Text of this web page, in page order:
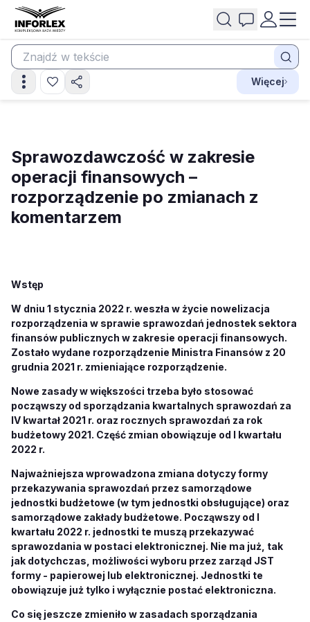
Więcej
Sprawozdawczość w zakresie
operacji finansowych –
rozporządzenie po zmianach z
komentarzem
Wstęp
W dniu 1 stycznia 2022 r. weszła w życie nowelizacja
rozporządzenia w sprawie sprawozdań jednostek sektora
finansów publicznych w zakresie operacji finansowych.
Zostało wydane rozporządzenie Ministra Finansów z 20
grudnia 2021 r. zmieniające rozporządzenie.
Nowe zasady w większości trzeba było stosować
począwszy od sporządzania kwartalnych sprawozdań za
IV kwartał 2021 r. oraz rocznych sprawozdań za rok
budżetowy 2021. Część zmian obowiązuje od I kwartału
2022 r.
Najważniejsza wprowadzona zmiana dotyczy formy
przekazywania sprawozdań przez samorządowe
jednostki budżetowe (w tym jednostki obsługujące) oraz
samorządowe zakłady budżetowe. Począwszy od I
kwartału 2022 r. jednostki te muszą przekazywać
sprawozdania w postaci elektronicznej. Nie ma już, tak
jak dotychczas, możliwości wyboru przez zarząd JST
formy - papierowej lub elektronicznej. Jednostki te
obowiązuje już tylko i wyłącznie postać elektroniczna.
Co się jeszcze zmieniło w zasadach sporządzania